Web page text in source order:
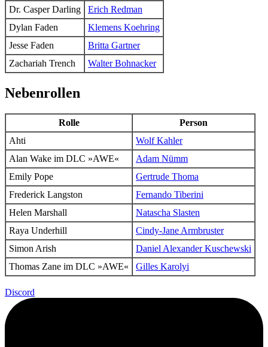
Dr. Casper Darling
Erich Redman
Dylan Faden
Klemens Koehring
Jesse Faden
Britta Gartner
Zachariah Trench
Walter Bohnacker
Nebenrollen
Rolle
Person
Ahti
Wolf Kahler
Alan Wake im DLC »AWE«
Adam Nümm
Emily Pope
Gertrude Thoma
Frederick Langston
Fernando Tiberini
Helen Marshall
Natascha Slasten
Raya Underhill
Cindy-Jane Armbruster
Simon Arish
Daniel Alexander Kuschewski
Thomas Zane im DLC »AWE« Gilles Karolyi
Discord